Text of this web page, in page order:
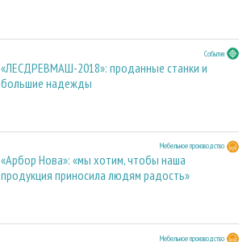
События
«ЛЕСДРЕВМАШ-2018»: проданные станки и
большие надежды
Мебельное производство
«Арбор Нова»: «мы хотим, чтобы наша
продукция приносила людям радость»
Мебельное производство